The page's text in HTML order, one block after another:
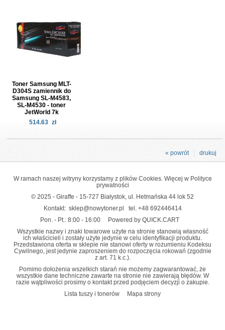
Toner Samsung MLT-
D304S zamiennik do
Samsung SL-M4583,
SL-M4530 - toner
JetWorld 7k
514.63 zł
drukuj
« powrót
W ramach naszej witryny korzystamy z plików Cookies. Więcej w Polityce
prywatności
© 2025 - Giraffe - 15-727 Białystok, ul. Hetmańska 44 lok 52
Kontakt: sklep@nowytoner.pl tel. +48 692446414
Pon. - Pt.: 8:00 - 16:00
Powered by QUICK.CART
Wszystkie nazwy i znaki towarowe użyte na stronie stanowią własność
ich właścicieli i zostały użyte jedynie w celu identyfikacji produktu.
Przedstawiona oferta w sklepie nie stanowi oferty w rozumieniu Kodeksu
Cywilnego, jest jedynie zaproszeniem do rozpoczęcia rokowań (zgodnie
z art. 71 k.c.).
Pomimo dołożenia wszelkich starań nie możemy zagwarantować, że
wszystkie dane techniczne zawarte na stronie nie zawierają błędów. W
razie wątpliwości prosimy o kontakt przed podjęciem decyzji o zakupie.
Lista tuszy i tonerów
Mapa strony